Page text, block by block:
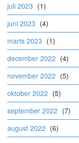
juli 2023 (1)
juni 2023 (4)
marts 2023 (1)
december 2022 (4)
november 2022 (5)
oktober 2022 (5)
september 2022 (7)
august 2022 (6)